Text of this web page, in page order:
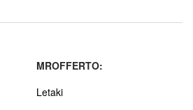
MROFFERTO:
Letaki